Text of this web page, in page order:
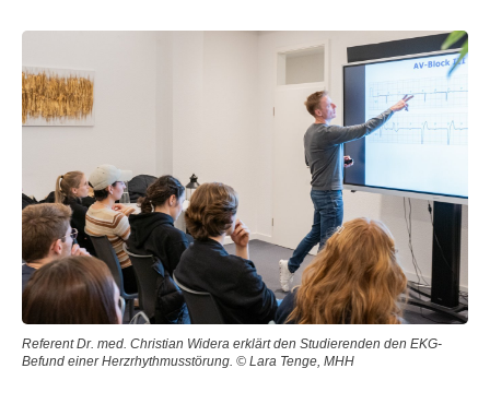
Referent Dr. med. Christian Widera erklärt den Studierenden den EKG-
Befund einer Herzrhythmusstörung. © Lara Tenge, MHH